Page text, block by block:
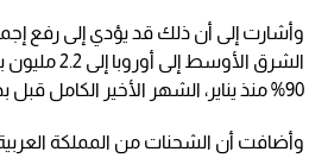
وأشارت إلى أن ذلك قد يؤدي إلى رفع
الشرق الأوسط
90% منذ يناير، الشهر الأخير الكامل قبل بدء الحرب.
وأضافت أن الشحنات من المملكة